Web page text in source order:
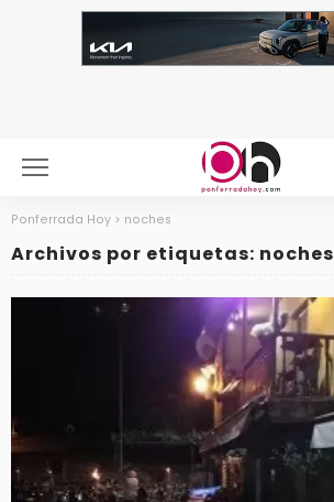
Ponferrada Hoy > noches
Archivos por etiquetas: noches